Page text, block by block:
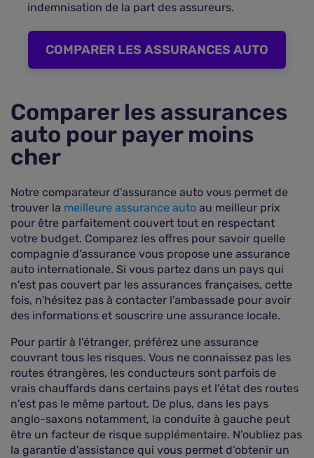
indemnisation de la part des assureurs.
COMPARER LES ASSURANCES AUTO
Comparer les assurances
auto pour payer moins
cher
Notre comparateur d'assurance auto vous permet de
trouver la meilleure assurance auto au meilleur prix
pour être parfaitement couvert tout en respectant
votre budget. Comparez les offres pour savoir quelle
compagnie d'assurance vous propose une assurance
auto internationale. Si vous partez dans un pays qui
n'est pas couvert par les assurances françaises, cette
fois, n'hésitez pas à contacter l'ambassade pour avoir
des informations et souscrire une assurance locale.
Pour partir à l'étranger, préférez une assurance
couvrant tous les risques. Vous ne connaissez pas les
routes étrangères, les conducteurs sont parfois de
vrais chauffards dans certains pays et l'état des routes
n'est pas le même partout. De plus, dans les pays
anglo-saxons notamment, la conduite à gauche peut
être un facteur de risque supplémentaire. N'oubliez pas
la garantie d'assistance qui vous permet d'obtenir un